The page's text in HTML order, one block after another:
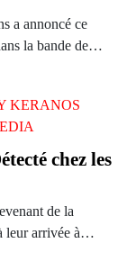
a annoncé ce
la bande de…
KERANOS
chez les
de la
leur arrivée à…